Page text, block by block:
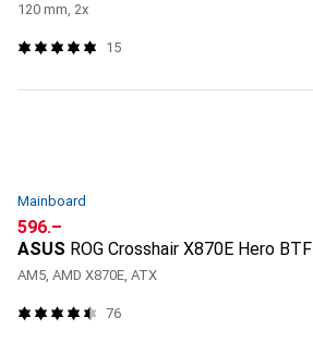
120 mm, 2x
15
Mainboard
CHF
596.–
ASUS ROG Crosshair X870E Hero BTF
AM5, AMD X870E, ATX
76